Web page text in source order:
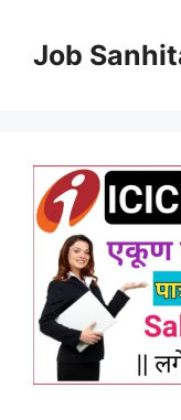
content
Job